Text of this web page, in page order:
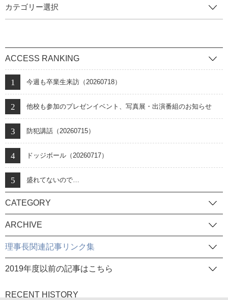
カテゴリー選択
ACCESS RANKING
今週も卒業生来訪（20260718）
他校も参加のプレゼンイベント、写真展・出演番組のお知らせ
防犯講話（20260715）
ドッジボール（20260717）
盛れてないので…
CATEGORY
ARCHIVE
理事長関連記事リンク集
2019年度以前の記事はこちら
RECENT HISTORY